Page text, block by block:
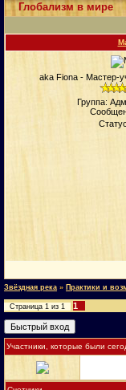
Глобализм в мире
aka Fiona - Мастер-
Группа:
Звёздная река » Практики и
Страница 1 из 1
1
Участники, которые были